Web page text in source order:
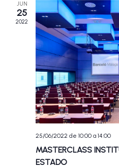
JUN
25
2022
25/06/2022 de 10:00 a 14:00
MASTERCLASS
ESTADO